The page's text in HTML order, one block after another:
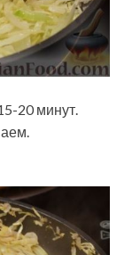
20 минут.